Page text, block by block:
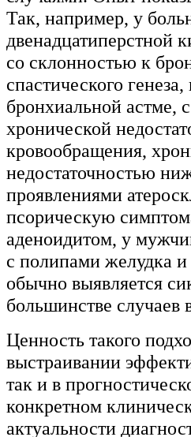
Так, например, у
двенадцатиперстной
со склонностью к
спастического
бронхиальной астме,
хронической
кровообращения,
недостаточностью
проявлениями
псорическую
аденоидитом, у
с полипами желудка
обычно выявляется
большинстве
Ценность такого
выстраивании
так и в
конкретном
актуальности